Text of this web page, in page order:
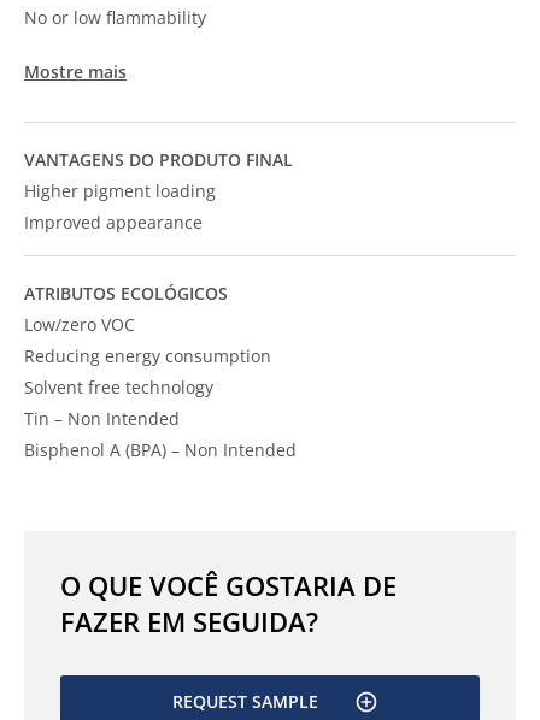
No or low flammability
Mostre mais
VANTAGENS DO PRODUTO FINAL
Higher pigment loading
Improved appearance
ATRIBUTOS ECOLÓGICOS
Low/zero VOC
Reducing energy consumption
Solvent free technology
Tin – Non Intended
Bisphenol A (BPA) – Non Intended
O QUE VOCÊ GOSTARIA DE
FAZER EM SEGUIDA?
REQUEST SAMPLE